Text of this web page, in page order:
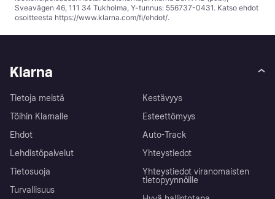
Sveavägen 46, 111 34 Tukholma, Y-tunnus: 556737-0431. Katso ehdot
osoitteesta https://www.klarna.com/fi/ehdot/.
Klarna
Tietoja meistä
Töihin Klarnalle
Ehdot
Lehdistöpalvelut
Tietosuoja
Turvallisuus
Kestävyys
Esteettömyys
Auto-Track
Yhteystiedot
Yhteystiedot viranomaisten
tietopyynnöille